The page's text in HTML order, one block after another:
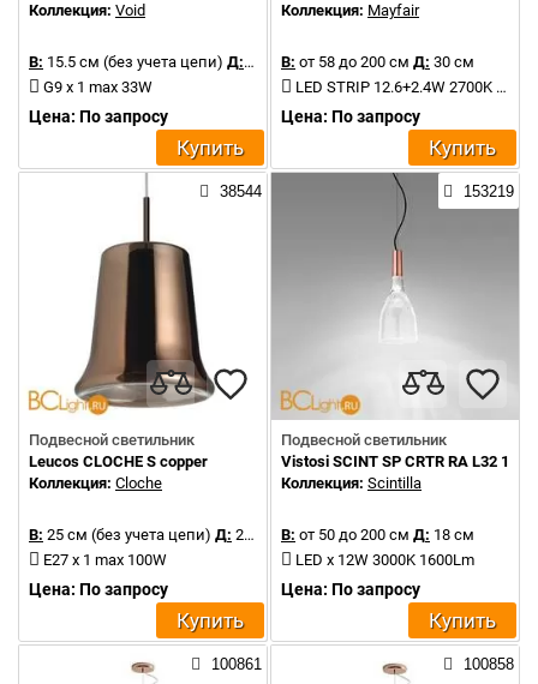
Коллекция: Void
В: 15.5 см (без учета цепи) Д:30 см
G9 x 1 max 33W
Цена: По запросу
Купить
Коллекция: Mayfair
В: от 58 до 200 см Д: 30 см
LED STRIP 12.6+2.4W 2700K 1841Lm
Цена: По запросу
Купить
38544
Подвесной светильник
Leucos CLOCHE S copper
Коллекция: Cloche
В: 25 см (без учета цепи) Д: 24 см
E27 x 1 max 100W
Цена: По запросу
Купить
153219
Подвесной светильник
Vistosi SCINT SP CRTR RA L32 11
Коллекция: Scintilla
В: от 50 до 200 см Д: 18 см
LED x 12W 3000K 1600Lm
Цена: По запросу
Купить
100861 100858